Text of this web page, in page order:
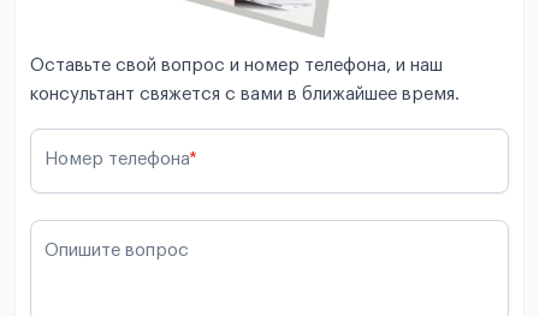
Оставьте свой вопрос и номер телефона, и наш
консультант свяжется с вами в ближайшее время.
Номер телефона*
Опишите вопрос